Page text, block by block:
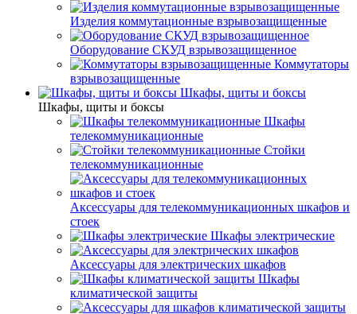
Изделия коммутационные взрывозащищенные
Оборудование СКУД взрывозащищенное
Коммутаторы
взрывозащищенные
Шкафы, щиты и боксы
Шкафы, щиты и боксы
Шкафы
телекоммуникационные
Стойки
телекоммуникационные
Аксессуары для телекоммуникационных шкафов и
стоек
Шкафы электрические
Аксессуары для электрических шкафов
Шкафы
климатической защиты